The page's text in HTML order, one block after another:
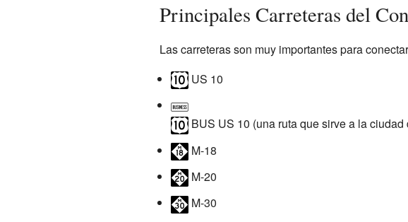
Principales Carreteras del
Las carreteras son muy importantes para
US 10
BUS US 10 (una ruta que sirve a la ciudad
M-18
M-20
M-30